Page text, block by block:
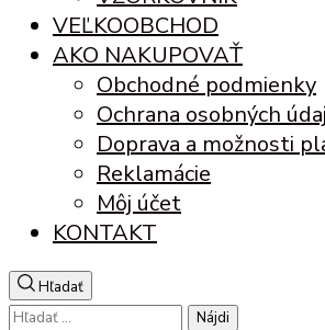
VEĽKOOBCHOD
AKO NAKUPOVAŤ
Obchodné podmienky
Ochrana osobných
Doprava a možnosti
Reklamácie
Môj účet
KONTAKT
Hľadať
Hľadať: